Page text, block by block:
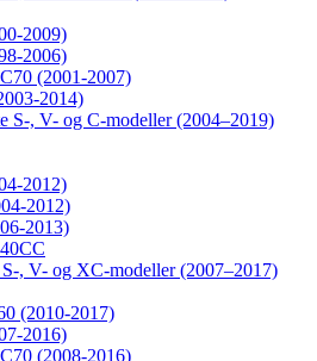
2009)
2006)
(2001-2007)
2014)
S-, V- og C-modeller (2004–2019)
2012)
2012)
2013)
, V- og XC-modeller (2007–2017)
(2010-2017)
2016)
(2008-2016)